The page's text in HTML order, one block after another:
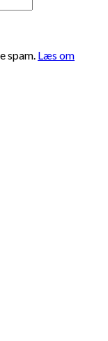
spam. Læs om